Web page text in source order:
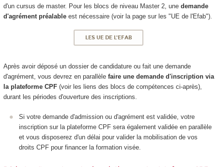
d'un cursus de master. Pour les blocs de niveau Master 2, une demande
d'agrément préalableest nécessaire (voir la page sur les "UE de l'Efab").
LES UE DE L'EFAB
Après avoir déposé un dossier de candidature ou fait une demande
d'agrément, vous devrez en parallèle faire une demande d'inscription via
la plateforme CPF(voir les liens des blocs de compétences ci-après),
durant les périodes d'ouverture des inscriptions.
Si votre demande d'admission ou d'agrément est validée, votre
inscription sur la plateforme CPF sera également validée en parallèle
et vous disposerez d'un délai pour valider la mobilisation de vos
droits CPF pour financer la formation visée.